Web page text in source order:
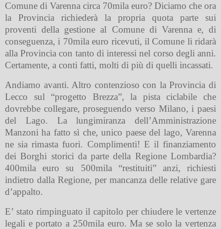
Comune di Varenna circa 70mila euro? Diciamo che ora
la Provincia richiederà la propria quota parte sui
proventi della gestione al Comune di Varenna e, di
conseguenza, i 70mila euro ricevuti, il Comune li ridarà
alla Provincia con tanto di interessi nel corso degli anni.
Certamente, a conti fatti, molti di più di quelli incassati.
Andiamo avanti. Altro contenzioso con la Provincia di
Lecco sul “progetto Brezza”, la pista ciclabile che
dovrebbe collegare, proseguendo verso Milano, i paesi
del Lago. La lungimiranza dell’Amministrazione
Manzoni ha fatto sì che, unico paese del lago, Varenna
ne sia rimasta fuori. Complimenti! E il finanziamento
dei Borghi storici da parte della Regione Lombardia?
400mila euro su 500mila “restituiti” anzi, richiesti
indietro dalla Regione, per mancanza delle relative gare
d’appalto.
E’ stato rimpinguato il capitolo per chiudere le vertenze
legali e portato a 250mila euro. Ma se solo la vertenza